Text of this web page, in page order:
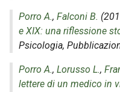
Porro A., Falconi B.
e XIX: una riflessione
Psicologia,
Porro A., Lorusso L.,
lettere di un medico in